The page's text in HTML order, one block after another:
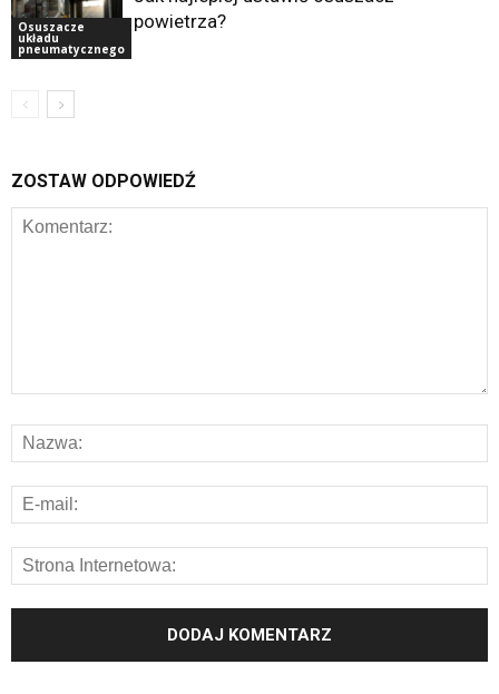
Osuszacze
układu
pneumatycznego
powietrza?
ZOSTAW ODPOWIEDŹ